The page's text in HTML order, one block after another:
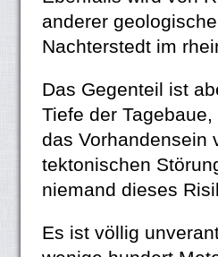
anderer
Nachterstedt im
Das Gegenteil ist
Tiefe der
das Vorhandensein
tektonischen
niemand dieses
Es ist völlig